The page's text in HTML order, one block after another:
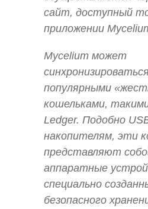
сайт, доступный
приложении
Mycelium может
популярными
кошельками,
Ledger. Подобно
накопителям, эти
представляют
аппаратные
специально
безопасного